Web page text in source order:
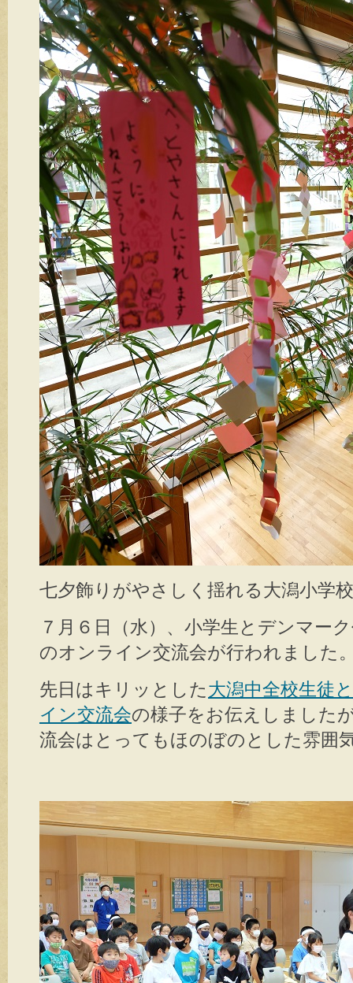
七夕飾りがやさしく揺れる大潟小学
７月６日（水）、小学生とデンマー
のオンライン交流会が行われました
先日はキリッとした大潟中全校生徒
イン交流会の様子をお伝えしました
流会はとってもほのぼのとした雰囲